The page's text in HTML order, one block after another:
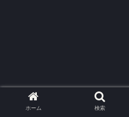
ホーム 検索